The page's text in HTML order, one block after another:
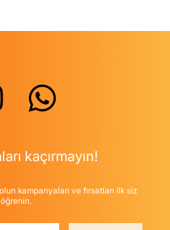
kaçırmayın!
kampanyaları ve fırsatları ilk siz
öğrenin.